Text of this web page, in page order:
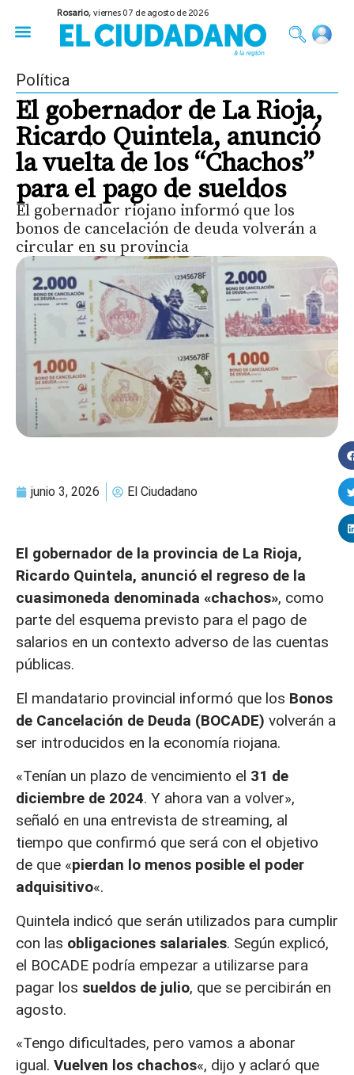
Rosario,viernes 07 de agosto de 2026
Política
El gobernador de La Rioja,
Ricardo Quintela, anunció
la vuelta de los “Chachos”
para el pago de sueldos
El gobernador riojano informó que los
bonos de cancelación de deuda volverán a
circular en su provincia
junio 3, 2026 El Ciudadano
El gobernador de la provincia de La Rioja,
Ricardo Quintela, anunció el regreso de la
cuasimoneda denominada «chachos», como
parte del esquema previsto para el pago de
salarios en un contexto adverso de las cuentas
públicas.
El mandatario provincial informó que los Bonos
de Cancelación de Deuda (BOCADE) volverán a
ser introducidos en la economía riojana.
«Tenían un plazo de vencimiento el 31 de
diciembre de 2024. Y ahora van a volver»,
señaló en una entrevista de streaming, al
tiempo que confirmó que será con el objetivo
de que «pierdan lo menos posible el poder
adquisitivo«.
Quintela indicó que serán utilizados para cumplir
con las obligaciones salariales. Según explicó,
el BOCADE podría empezar a utilizarse para
pagar los sueldos de julio, que se percibirán en
agosto.
«Tengo dificultades, pero vamos a abonar
igual. Vuelven los chachos«, dijo y aclaró que